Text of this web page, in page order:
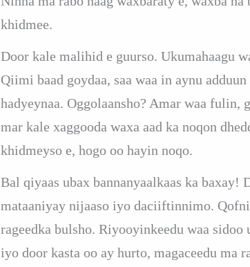
khidmee.
Door kale malihid e guurso. Ukumahaagu
Qiimi baad goydaa, saa waa in aynu
hadyeynaa. Oggolaansho? Amar waa fulin,
mar kale xaggooda waxa aad ka noqon
khidmeyso e, hogo oo hayin noqo.
Bal qiyaas ubax bannanyaalkaas ka
mataaniyay nijaaso iyo daciiftinnimo.
rageedka bulsho. Riyooyinkeedu waa sidoo
iyo door kasta oo ay hurto, magaceedu